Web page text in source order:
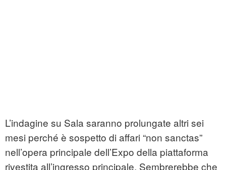
L’indagine su Sala saranno prolungate altri sei
mesi perché è sospetto di affari “non sanctas”
nell’opera principale dell’Expo della piattaforma
rivestita all’ingresso principale. Sembrerebbe che